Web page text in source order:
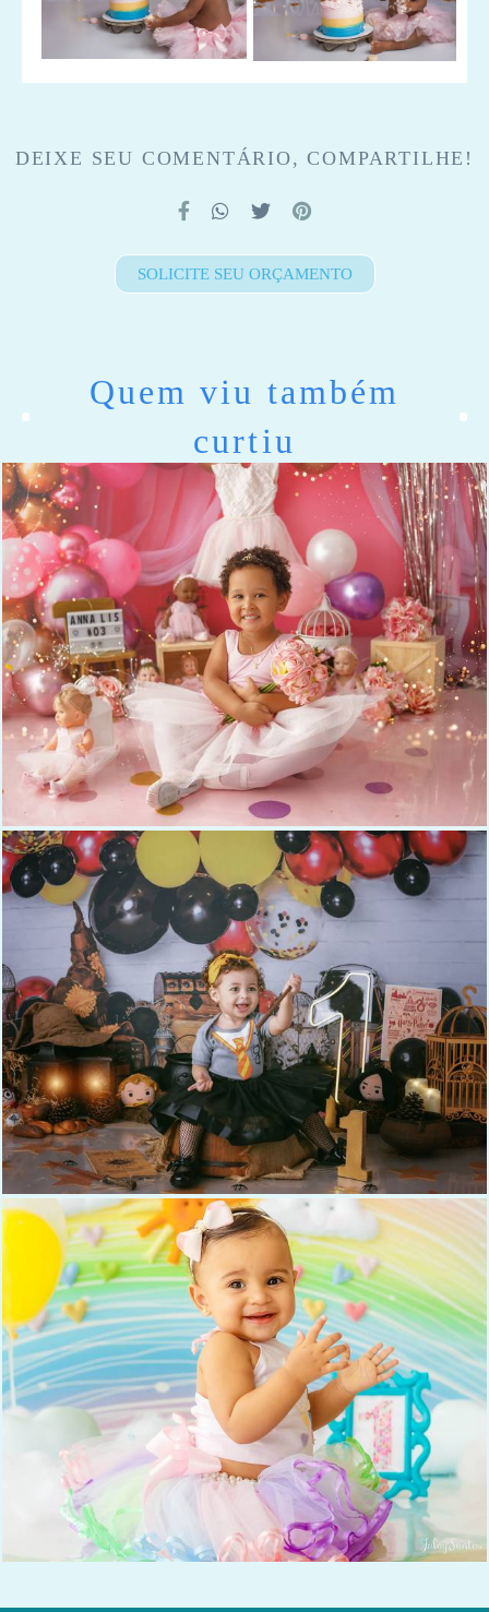
DEIXE SEU COMENTÁRIO, COMPARTILHE!
SOLICITE SEU ORÇAMENTO
Quem viu também
curtiu
446 0
527 0
1093 115